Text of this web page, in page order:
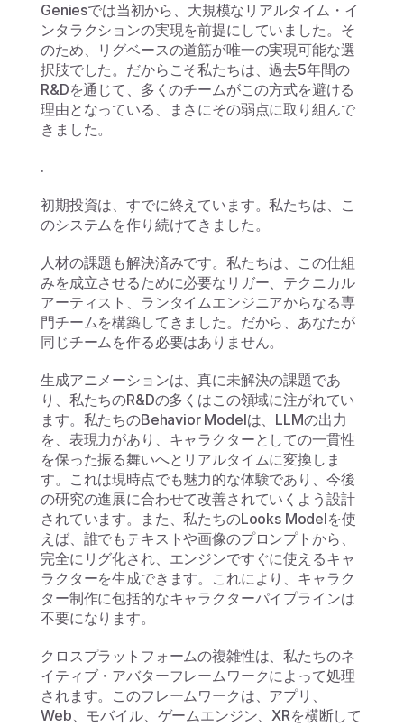
Geniesでは当初から、大規模なリアルタイム・イ
ンタラクションの実現を前提にしていました。そ
のため、リグベースの道筋が唯一の実現可能な選
択肢でした。だからこそ私たちは、過去5年間の
R&Dを通じて、多くのチームがこの方式を避ける
理由となっている、まさにその弱点に取り組んで
きました。
.
初期投資は、すでに終えています。私たちは、こ
のシステムを作り続けてきました。
人材の課題も解決済みです。私たちは、この仕組
みを成立させるために必要なリガー、テクニカル
アーティスト、ランタイムエンジニアからなる専
門チームを構築してきました。だから、あなたが
同じチームを作る必要はありません。
生成アニメーションは、真に未解決の課題であ
り、私たちのR&Dの多くはこの領域に注がれてい
ます。私たちのBehavior Modelは、LLMの出力
を、表現力があり、キャラクターとしての一貫性
を保った振る舞いへとリアルタイムに変換しま
す。これは現時点でも魅力的な体験であり、今後
の研究の進展に合わせて改善されていくよう設計
されています。また、私たちのLooks Modelを使
えば、誰でもテキストや画像のプロンプトから、
完全にリグ化され、エンジンですぐに使えるキャ
ラクターを生成できます。これにより、キャラク
ター制作に包括的なキャラクターパイプラインは
不要になります。
クロスプラットフォームの複雑性は、私たちのネ
イティブ・アバターフレームワークによって処理
されます。このフレームワークは、アプリ、
Web、モバイル、ゲームエンジン、XRを横断して